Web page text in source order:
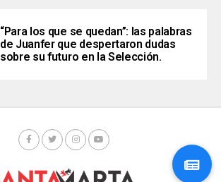
“Para los que se quedan”: las palabras
de Juanfer que despertaron dudas
sobre su futuro en la Selección.